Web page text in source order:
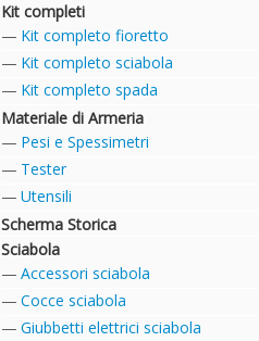
Kit completi
Kit completo fioretto
Kit completo sciabola
Kit completo spada
Materiale di Armeria
Pesi e Spessimetri
Tester
Utensili
Scherma Storica
Sciabola
Accessori sciabola
Cocce sciabola
Giubbetti elettrici sciabola